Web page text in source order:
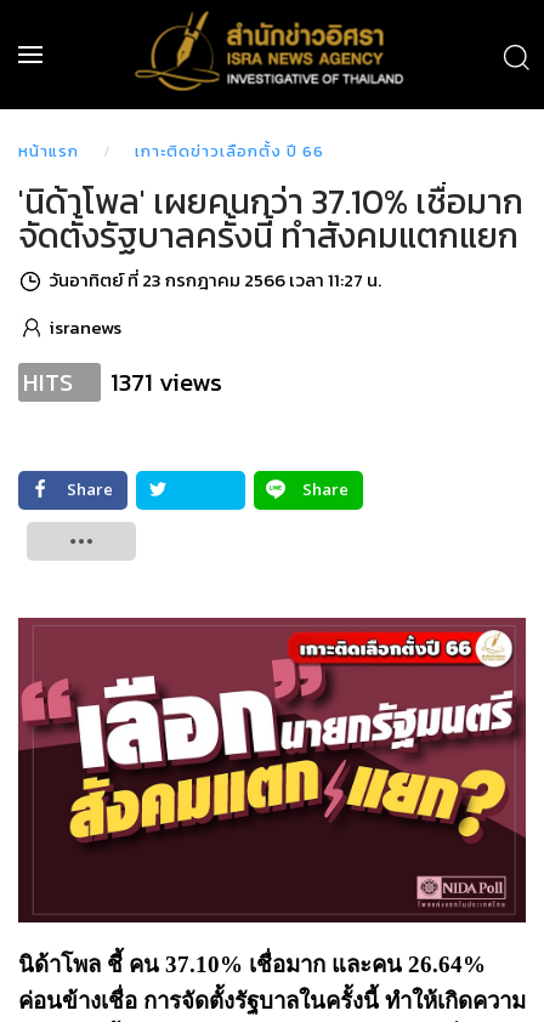
หน้าแรก เกาะติดข่าวเลือกตั้ง ปี 66
'นิด้าโพล' เผยคนกว่า 37.10% เชื่อมาก
จัดตั้งรัฐบาลครั้งนี้ ทำสังคมแตกแยก
วันอาทิตย์ ที่ 23 กรกฎาคม 2566 เวลา 11:27 น.
isranews
HITS 1371 views
Share
Share
นิด้าโพล ชี้ คน 37.10% เชื่อมาก และคน 26.64%
ค่อนข้างเชื่อ การจัดตั้งรัฐบาลในครั้งนี้ ทำให้เกิดความ